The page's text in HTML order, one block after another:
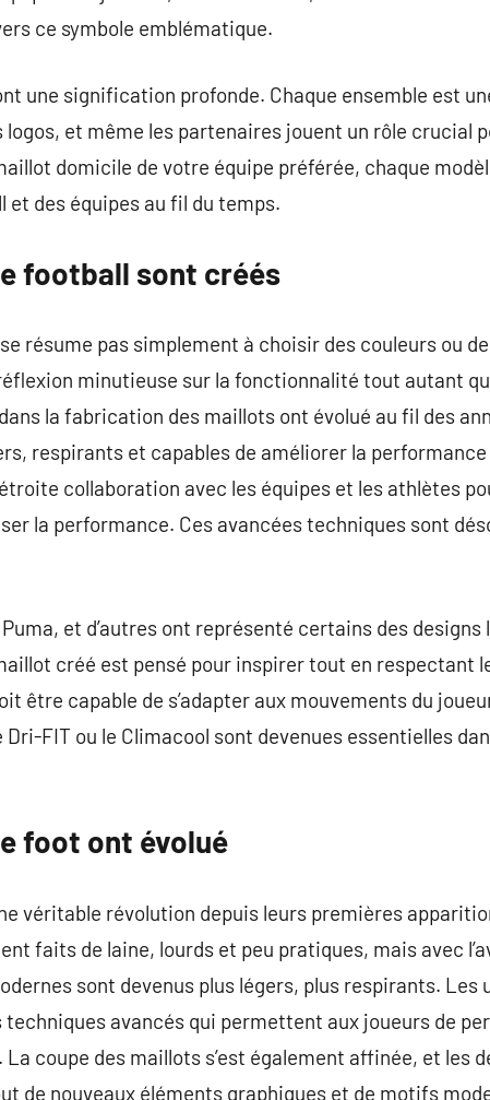
ce symbole emblématique.
une signification profonde. Chaque ensemble est
logos, et même les partenaires jouent un rôle crucial
domicile de votre équipe préférée, chaque
et des équipes au fil du temps.
football sont créés
résume pas simplement à choisir des couleurs ou
minutieuse sur la fonctionnalité tout autant
la fabrication des maillots ont évolué au fil des
respirants et capables de améliorer la
collaboration avec les équipes et les athlètes
la performance. Ces avancées techniques sont
et d’autres ont représenté certains des designs
créé est pensé pour inspirer tout en respectant
être capable de s’adapter aux mouvements du
FIT ou le Climacool sont devenues essentielles
foot ont évolué
véritable révolution depuis leurs premières
faits de laine, lourds et peu pratiques, mais avec
sont devenus plus légers, plus respirants. Les
techniques avancés qui permettent aux joueurs de
coupe des maillots s’est également affinée, et les
de nouveaux éléments graphiques et de motifs